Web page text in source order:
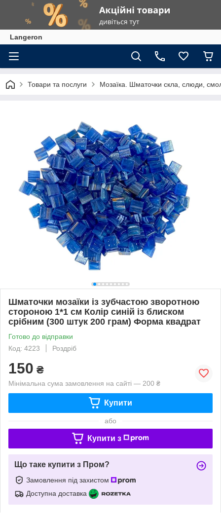
Langeron
Товари та послуги Мозаїка. Шматочки скла, слюди,
Шматочки мозаїки із зубчастою зворотною
стороною 1*1 см Колір синій із блиском
срібним (300 штук 200 грам) Форма квадрат
Готово до відправки
Код: 4223
Роздріб
150 ₴
Мінімальна сума замовлення на сайті — 200 ₴
Купити
або
Купити з
Що таке купити з Пром?
Замовлення під захистом
Доступна доставка